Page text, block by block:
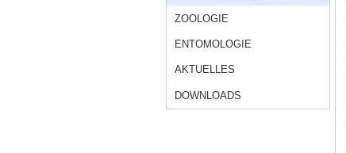
ZOOLOGIE
ENTOMOLOGIE
AKTUELLES
DOWNLOADS